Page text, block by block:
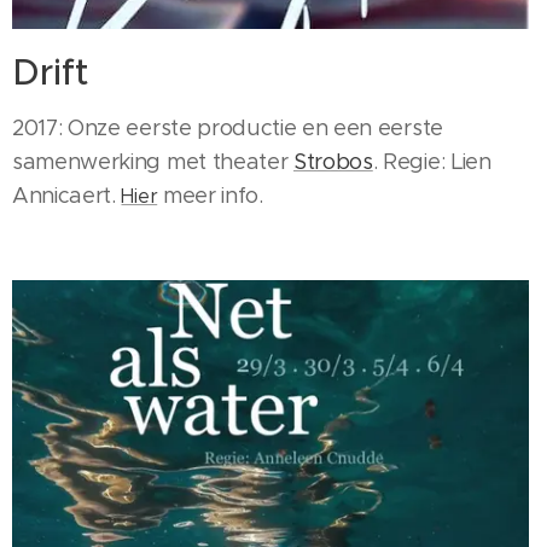
Drift
2017: Onze eerste productie en een eerste
samenwerking met theater Strobos. Regie: Lien
Annicaert.Hiermeer info.